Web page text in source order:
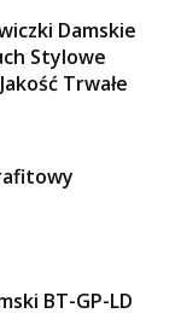
Damskie
Stylowe
Trwałe
BT-GP-LD